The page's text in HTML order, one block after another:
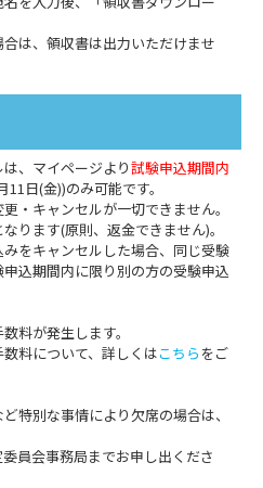
は、領収書は出力いただけませ
、マイページより試験申込期間内
日(金))のみ可能です。
・キャンセルが一切できません。
ります(原則、返金できません)。
をキャンセルした場合、同じ受験
込期間内に限り別の方の受験申込
料が発生します。
料について、詳しくはこちら をご
特別な事情により欠席の場合は、
員会事務局までお申し出くださ